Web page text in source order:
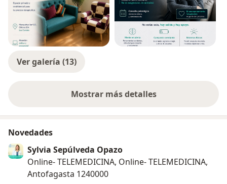
Ver galería (13)
Mostrar más detalles
sobre la experiencia
Novedades
Sylvia Sepúlveda Opazo
Online- TELEMEDICINA, Online- TELEMEDICINA,
Antofagasta 1240000